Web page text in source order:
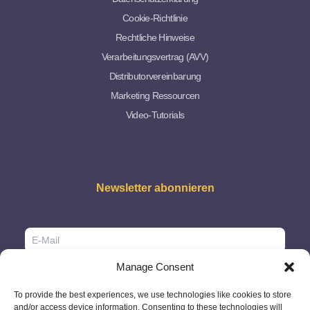
Manage Consent
To provide the best experiences, we use technologies like cookies to store
and/or access device information. Consenting to these technologies will
Cookie-Richtlinie
Rechtliche Hinweise
Verarbeitungsvertrag (AVV)
Distributorvereinbarung
Marketing Ressourcen
Video-Tutorials
Newsletter abonnieren